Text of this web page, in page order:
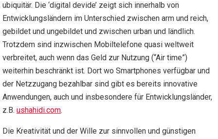
ubiquitär. Die ‘digital devide’ zeigt sich innerhalb von
Entwicklungsländern im Unterschied zwischen arm und reich,
gebildet und ungebildet und zwischen urban und ländlich.
Trotzdem sind inzwischen Mobiltelefone quasi weltweit
verbreitet, auch wenn das Geld zur Nutzung (“Air time”)
weiterhin beschränkt ist. Dort wo Smartphones verfügbar und
der Netzzugang bezahlbar sind gibt es bereits innovative
Anwendungen, auch und insbesondere für Entwicklungsländer,
z.B. ushahidi.com.
Die Kreativität und der Wille zur sinnvollen und günstigen